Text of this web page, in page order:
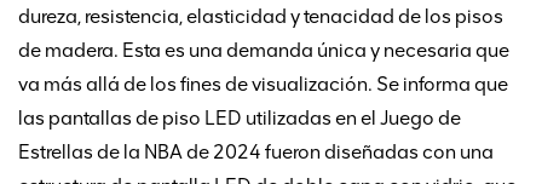
dureza, resistencia, elasticidad y tenacidad de los pisos
de madera. Esta es una demanda única y necesaria que
va más allá de los fines de visualización. Se informa que
las pantallas de piso LED utilizadas en el Juego de
Estrellas de la NBA de 2024 fueron diseñadas con una